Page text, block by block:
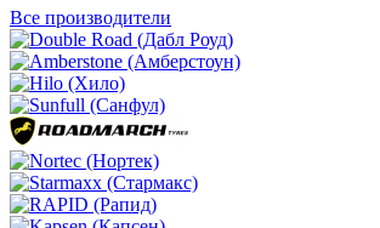
Все производители